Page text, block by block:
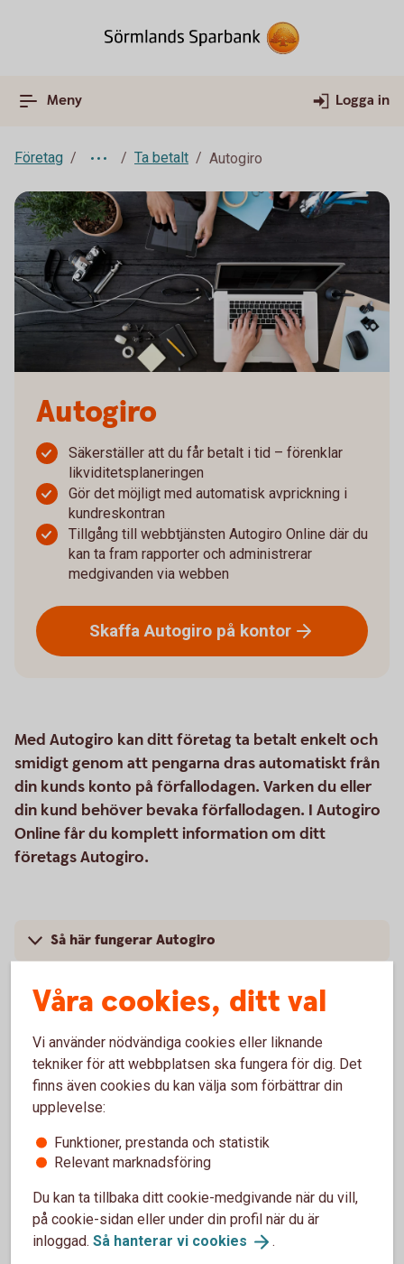
Meny Logga in
Företag Ta betalt Autogiro
Autogiro
Säkerställer att du får betalt i tid – förenklar
likviditetsplaneringen
Gör det möjligt med automatisk avprickning i
kundreskontran
Tillgång till webbtjänsten Autogiro Online där du
kan ta fram rapporter och administrerar
medgivanden via webben
Skaffa Autogiro på kontor
Med Autogiro kan ditt företag ta betalt enkelt och
smidigt genom att pengarna dras automatiskt från
din kunds konto på förfallodagen. Varken du eller
din kund behöver bevaka förfallodagen. I Autogiro
Online får du komplett information om ditt
företags Autogiro.
Så här fungerar Autogiro
Pris
För att se detta innehåll behöver du först
godkänna cookies för Funktioner, prestanda
Inställningar för cookies
Våra cookies, ditt val
Vi använder nödvändiga cookies eller liknande
tekniker för att webbplatsen ska fungera för dig. Det
finns även cookies du kan välja som förbättrar din
upplevelse:
Funktioner, prestanda och statistik
Relevant marknadsföring
Du kan ta tillbaka ditt cookie-medgivande när du vill,
på cookie-sidan eller under din profil när du är
inloggad. Så hanterar vi cookies .